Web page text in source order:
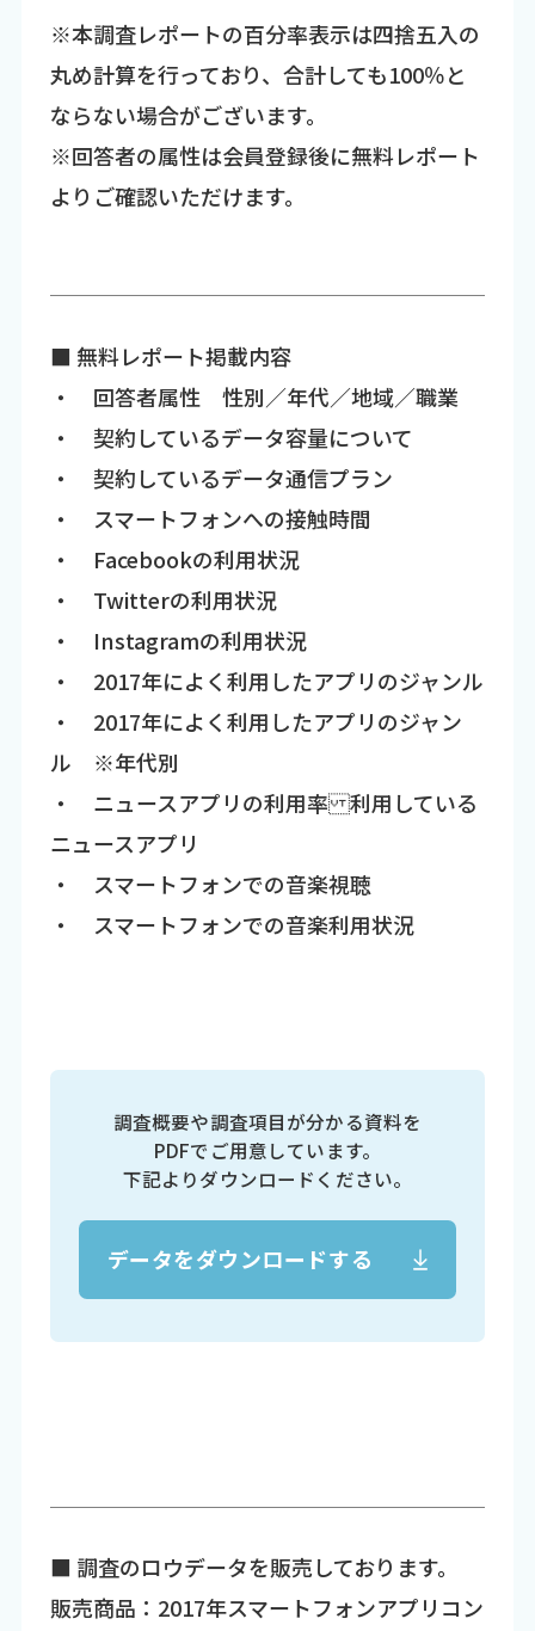
※本調査レポートの百分率表示は四捨五入の
丸め計算を行っており、合計しても100％と
ならない場合がございます。
※回答者の属性は会員登録後に無料レポート
よりご確認いただけます。
■ 無料レポート掲載内容
・ 回答者属性 性別／年代／地域／職業
・ 契約しているデータ容量について
・ 契約しているデータ通信プラン
・ スマートフォンへの接触時間
・ Facebookの利用状況
・ Twitterの利用状況
・ Instagramの利用状況
・ 2017年によく利用したアプリのジャンル
・ 2017年によく利用したアプリのジャン
ル ※年代別
・ ニュースアプリの利用率 利用している
ニュースアプリ
・ スマートフォンでの音楽視聴
・ スマートフォンでの音楽利用状況
調査概要や調査項目が分かる資料を
PDFでご用意しています。
下記よりダウンロードください。
データをダウンロードする
■ 調査のロウデータを販売しております。
販売商品：2017年スマートフォンアプリコン